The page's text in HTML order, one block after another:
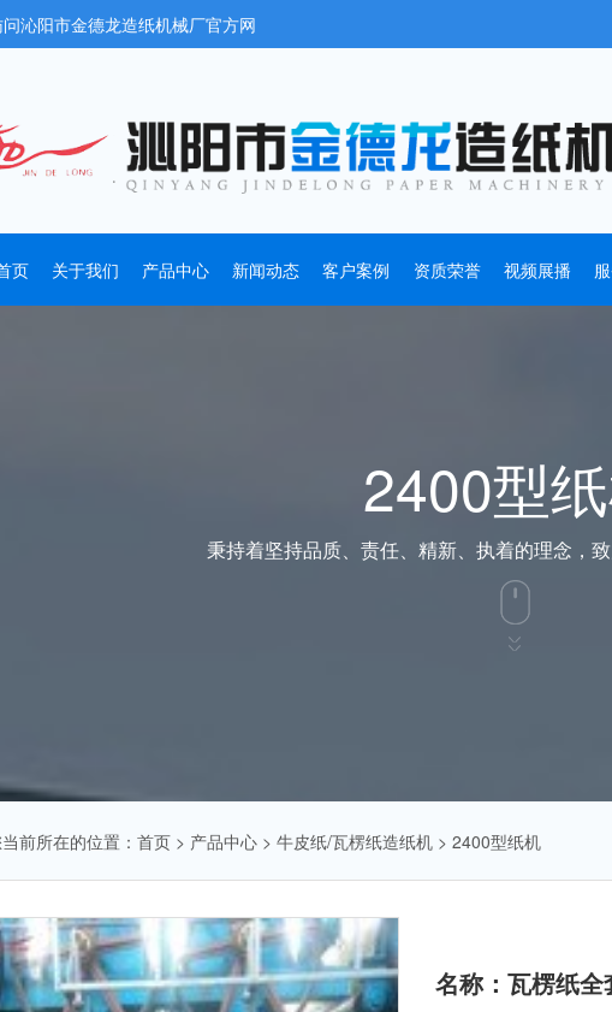
沁阳市金德龙造纸机械厂官方网
页 关于我们 产品中心 新闻动态 客户案例 资质荣誉 视频展播
2400型
秉持着坚持品质、责任、精新、执着的理念，
前所在的位置： 首页 > 产品中心 > 牛皮纸/瓦楞纸造纸机 > 2400型纸机
名称：瓦楞纸